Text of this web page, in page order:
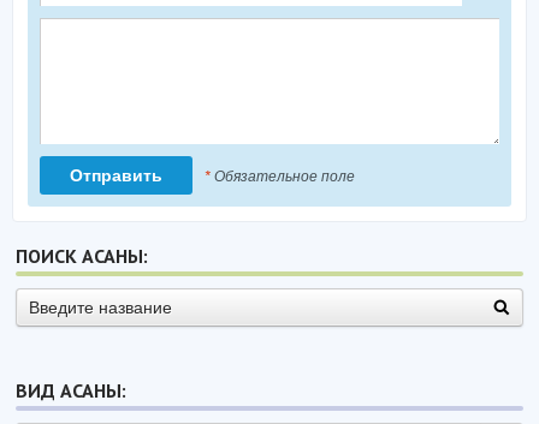
* Обязательное поле
ПОИСК АСАНЫ:
ВИД АСАНЫ: